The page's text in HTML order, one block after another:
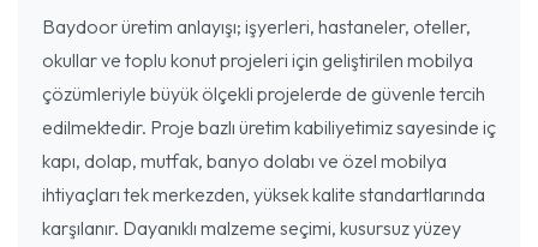
Baydoor üretim anlayışı; işyerleri, hastaneler, oteller,
okullar ve toplu konut projeleri için geliştirilen mobilya
çözümleriyle büyük ölçekli projelerde de güvenle tercih
edilmektedir. Proje bazlı üretim kabiliyetimiz sayesinde iç
kapı, dolap, mutfak, banyo dolabı ve özel mobilya
ihtiyaçları tek merkezden, yüksek kalite standartlarında
karşılanır. Dayanıklı malzeme seçimi, kusursuz yüzey